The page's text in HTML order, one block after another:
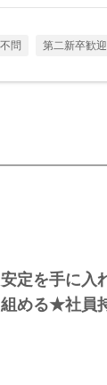
問 第二新卒歓迎
定を手に
める★社員